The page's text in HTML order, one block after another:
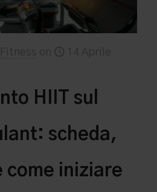
HIIT sul
scheda,
come iniziare